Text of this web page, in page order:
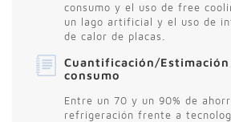
consumo y el uso de free
un lago artificial y el uso de
de calor de placas.
Cuantificación/
consumo
Entre un 70 y un 90% de
refrigeración frente a